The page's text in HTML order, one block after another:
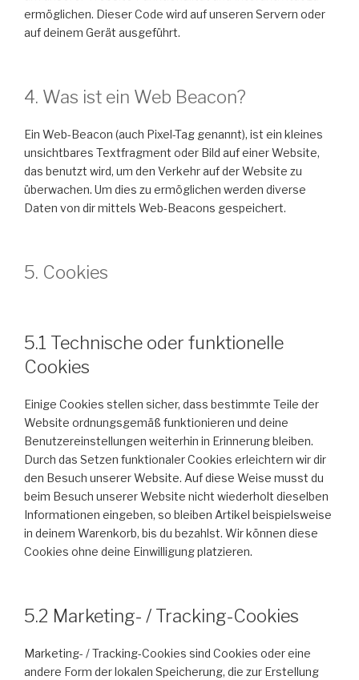
ermöglichen. Dieser Code wird auf unseren Servern oder
auf deinem Gerät ausgeführt.
4. Was ist ein Web Beacon?
Ein Web-Beacon (auch Pixel-Tag genannt), ist ein kleines
unsichtbares Textfragment oder Bild auf einer Website,
das benutzt wird, um den Verkehr auf der Website zu
überwachen. Um dies zu ermöglichen werden diverse
Daten von dir mittels Web-Beacons gespeichert.
5. Cookies
5.1 Technische oder funktionelle
Cookies
Einige Cookies stellen sicher, dass bestimmte Teile der
Website ordnungsgemäß funktionieren und deine
Benutzereinstellungen weiterhin in Erinnerung bleiben.
Durch das Setzen funktionaler Cookies erleichtern wir dir
den Besuch unserer Website. Auf diese Weise musst du
beim Besuch unserer Website nicht wiederholt dieselben
Informationen eingeben, so bleiben Artikel beispielsweise
in deinem Warenkorb, bis du bezahlst. Wir können diese
Cookies ohne deine Einwilligung platzieren.
5.2 Marketing- / Tracking-Cookies
Marketing- / Tracking-Cookies sind Cookies oder eine
andere Form der lokalen Speicherung, die zur Erstellung